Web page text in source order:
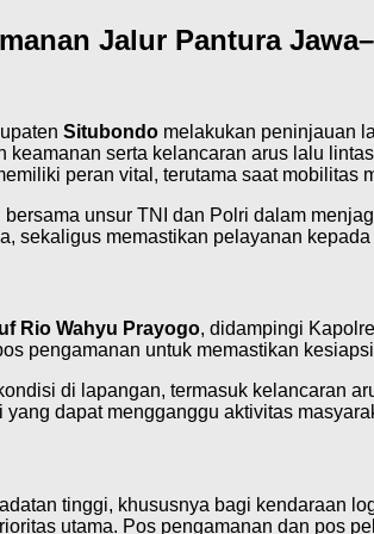
Jalur Pantura
Situbondo melakukan peninjauan
serta kelancaran arus lalu
peran vital, terutama saat mobilitas
unsur TNI dan Polri dalam
sekaligus memastikan pelayanan
Rio Wahyu Prayogo, didampingi
pengamanan untuk memastikan
di lapangan, termasuk kelancaran
dapat mengganggu aktivitas
tinggi, khususnya bagi kendaraan
utama. Pos pengamanan dan pos